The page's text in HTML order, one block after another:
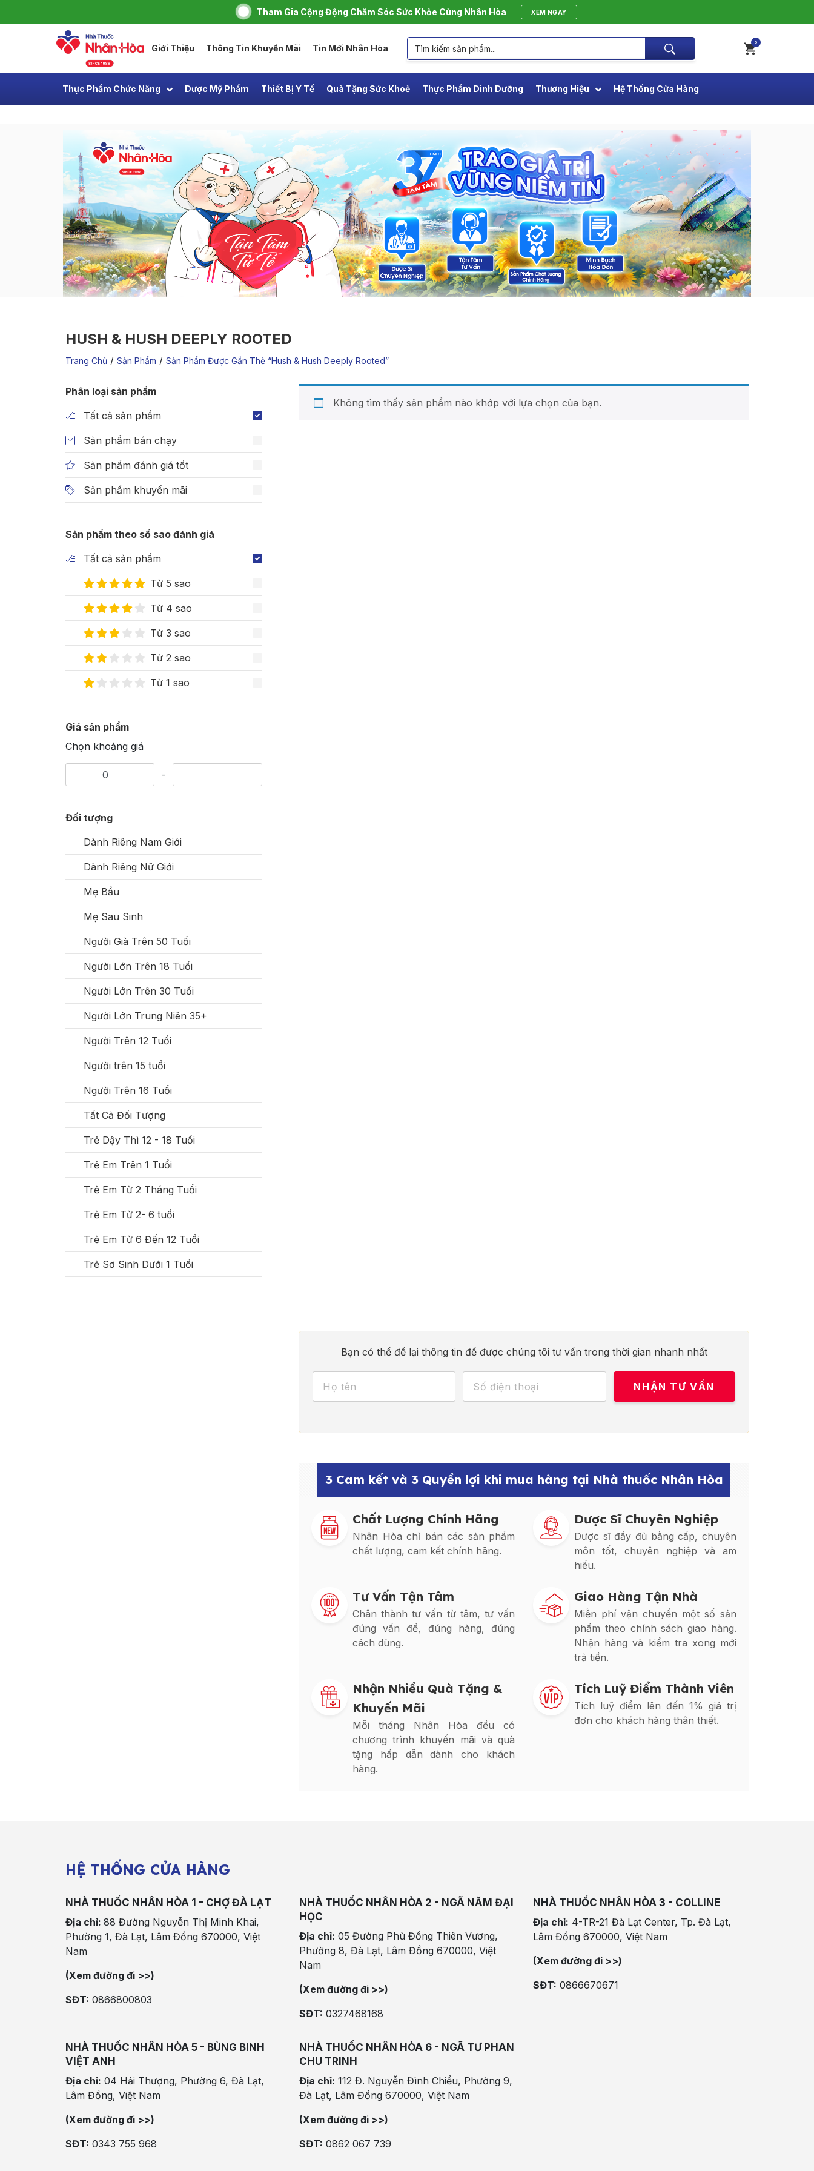
Tham Gia Cộng Động Chăm Sóc Sức Khỏe Cùng Nhân Hòa XEM NGAY
Giới Thiệu Thông Tin Khuyến Mãi Tin Mới Nhân Hòa
0
Thực Phẩm Chức Năng Dược Mỹ Phẩm Thiết Bị Y Tế Quà Tặng Sức Khoẻ Thực Phẩm Dinh Dưỡng Thương Hiệu Hệ Thống Cửa Hàng
HUSH & HUSH DEEPLY ROOTED
Trang Chủ / Sản Phẩm / Sản Phẩm Được Gắn Thẻ “hush & Hush Deeply Rooted”
Phân loại sản phẩm
Tất cả sản phẩm
Sản phẩm bán chạy
Sản phẩm đánh giá tốt
Sản phẩm khuyến mãi
Sản phẩm theo số sao đánh giá
Tất cả sản phẩm
Từ 5 sao
Từ 4 sao
Từ 3 sao
Từ 2 sao
Từ 1 sao
Giá sản phẩm
Chọn khoảng giá
-
Đối tượng
Dành Riêng Nam Giới
Dành Riêng Nữ Giới
Mẹ Bầu
Mẹ Sau Sinh
Người Già Trên 50 Tuổi
Người Lớn Trên 18 Tuổi
Người Lớn Trên 30 Tuổi
Người Lớn Trung Niên 35+
Người Trên 12 Tuổi
Người trên 15 tuổi
Người Trên 16 Tuổi
Tất Cả Đối Tượng
Trẻ Dậy Thì 12 - 18 Tuổi
Trẻ Em Trên 1 Tuổi
Trẻ Em Từ 2 Tháng Tuổi
Trẻ Em Từ 2- 6 tuổi
Trẻ Em Từ 6 Đến 12 Tuổi
Trẻ Sơ Sinh Dưới 1 Tuổi
Không tìm thấy sản phẩm nào khớp với lựa chọn của bạn.
Bạn có thể để lại thông tin để được chúng tôi tư vấn trong thời gian nhanh nhất
3 Cam kết và 3 Quyền lợi khi mua hàng tại Nhà thuốc Nhân Hòa
Chất Lượng Chính Hãng
Nhân Hòa chỉ bán các sản phẩm
chất lượng, cam kết chính hãng.
Dược Sĩ Chuyên Nghiệp
Dược sĩ đầy đủ bằng cấp, chuyên
môn tốt, chuyên nghiệp và am
hiểu.
Tư Vấn Tận Tâm
Chân thành tư vấn từ tâm, tư vấn
đúng vấn đề, đúng hàng, đúng
cách dùng.
Giao Hàng Tận Nhà
Miễn phí vận chuyển một số sản
phẩm theo chính sách giao hàng.
Nhận hàng và kiểm tra xong mới
trả tiền.
Nhận Nhiều Quà Tặng &
Khuyến Mãi
Mỗi tháng Nhân Hòa đều có
chương trình khuyến mãi và quà
tặng hấp dẫn dành cho khách
hàng.
Tích Luỹ Điểm Thành Viên
Tích luỹ điểm lên đến 1% giá trị
đơn cho khách hàng thân thiết.
HỆ THỐNG CỬA HÀNG
NHÀ THUỐC NHÂN HÒA 1 - CHỢ ĐÀ LẠT
Địa chỉ: 88 Đường Nguyễn Thị Minh Khai,
Phường 1, Đà Lạt, Lâm Đồng 670000, Việt
Nam
(Xem đường đi >>)
SĐT: 0866800803
NHÀ THUỐC NHÂN HÒA 2 - NGÃ NĂM ĐẠI
HỌC
Địa chỉ: 05 Đường Phù Đổng Thiên Vương,
Phường 8, Đà Lạt, Lâm Đồng 670000, Việt
Nam
(Xem đường đi >>)
SĐT: 0327468168
NHÀ THUỐC NHÂN HÒA 3 - COLLINE
Địa chỉ: 4-TR-21 Đà Lạt Center, Tp. Đà Lạt,
Lâm Đồng 670000, Việt Nam
(Xem đường đi >>)
SĐT: 0866670671
NHÀ THUỐC NHÂN HÒA 5 - BÙNG BINH
VIỆT ANH
Địa chỉ: 04 Hải Thượng, Phường 6, Đà Lạt,
Lâm Đồng, Việt Nam
(Xem đường đi >>)
SĐT: 0343 755 968
NHÀ THUỐC NHÂN HÒA 6 - NGÃ TƯ PHAN
CHU TRINH
Địa chỉ: 112 Đ. Nguyễn Đình Chiểu, Phường 9,
Đà Lạt, Lâm Đồng 670000, Việt Nam
(Xem đường đi >>)
SĐT: 0862 067 739